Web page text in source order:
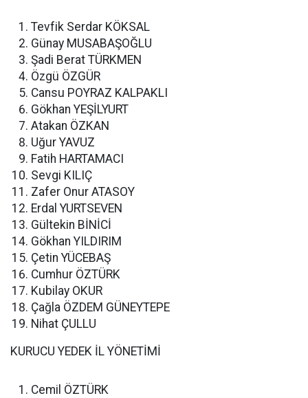
Tevfik Serdar KÖKSAL
Günay MUSABAŞOĞLU
Şadi Berat TÜRKMEN
Özgü ÖZGÜR
Cansu POYRAZ KALPAKLI
Gökhan YEŞİLYURT
Atakan ÖZKAN
Uğur YAVUZ
Fatih HARTAMACI
Sevgi KILIÇ
Zafer Onur ATASOY
Erdal YURTSEVEN
Gültekin BİNİCİ
Gökhan YILDIRIM
Çetin YÜCEBAŞ
Cumhur ÖZTÜRK
Kubilay OKUR
Çağla ÖZDEM GÜNEYTEPE
Nihat ÇULLU
KURUCU YEDEK İL YÖNETİMİ
Cemil ÖZTÜRK